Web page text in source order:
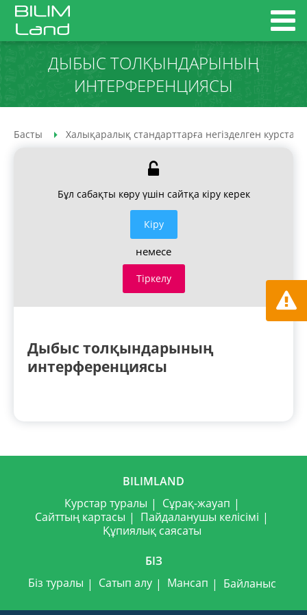
ДЫБЫС ТОЛҚЫНДАРЫНЫҢ
ИНТЕРФЕРЕНЦИЯСЫ
Басты Халықаралық стандарттарға негізделген курстар
Бұл сабақты көру үшін сайтқа кіру керек
Кiру
немесе
Тіркелу
Дыбыс толқындарының
интерференциясы
BILIMLAND
Курстар туралы
Сұрақ-жауап
Сайттың картасы
Пайдаланушы келісімі
Құпиялық саясаты
БІЗ
Біз туралы
Сатып алу Мансап Байланыс